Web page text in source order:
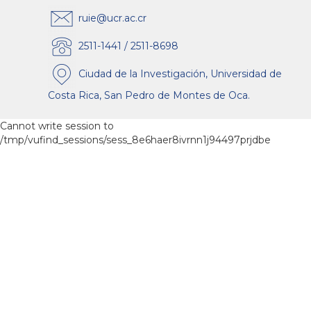
ruie@ucr.ac.cr
2511-1441 / 2511-8698
Ciudad de la Investigación, Universidad de
Costa Rica, San Pedro de Montes de Oca.
Cannot write session to
/tmp/vufind_sessions/sess_8e6haer8ivrnn1j94497prjdbe